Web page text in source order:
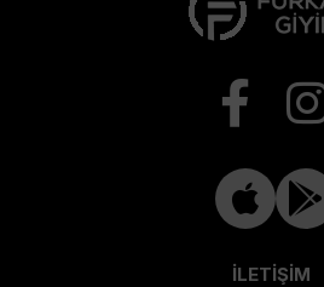
İLETİŞİM